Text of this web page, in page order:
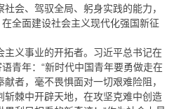
会、驾驭全局、躬身实践的能力，
全面建设社会主义现代化强国新征
主义事业的开拓者。习近平总书记在
青年：“新时代中国青年要勇做走在
者，毫不畏惧面对一切艰难险阻，
斩棘中开辟天地，在攻坚克难中创造